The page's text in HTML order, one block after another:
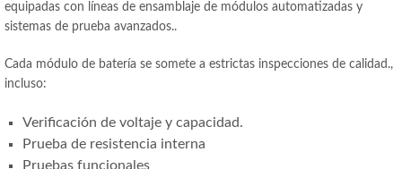
equipadas con líneas de ensamblaje de módulos automatizadas y
sistemas de prueba avanzados..
Cada módulo de batería se somete a estrictas inspecciones de calidad.,
incluso:
Verificación de voltaje y capacidad.
Prueba de resistencia interna
Pruebas funcionales